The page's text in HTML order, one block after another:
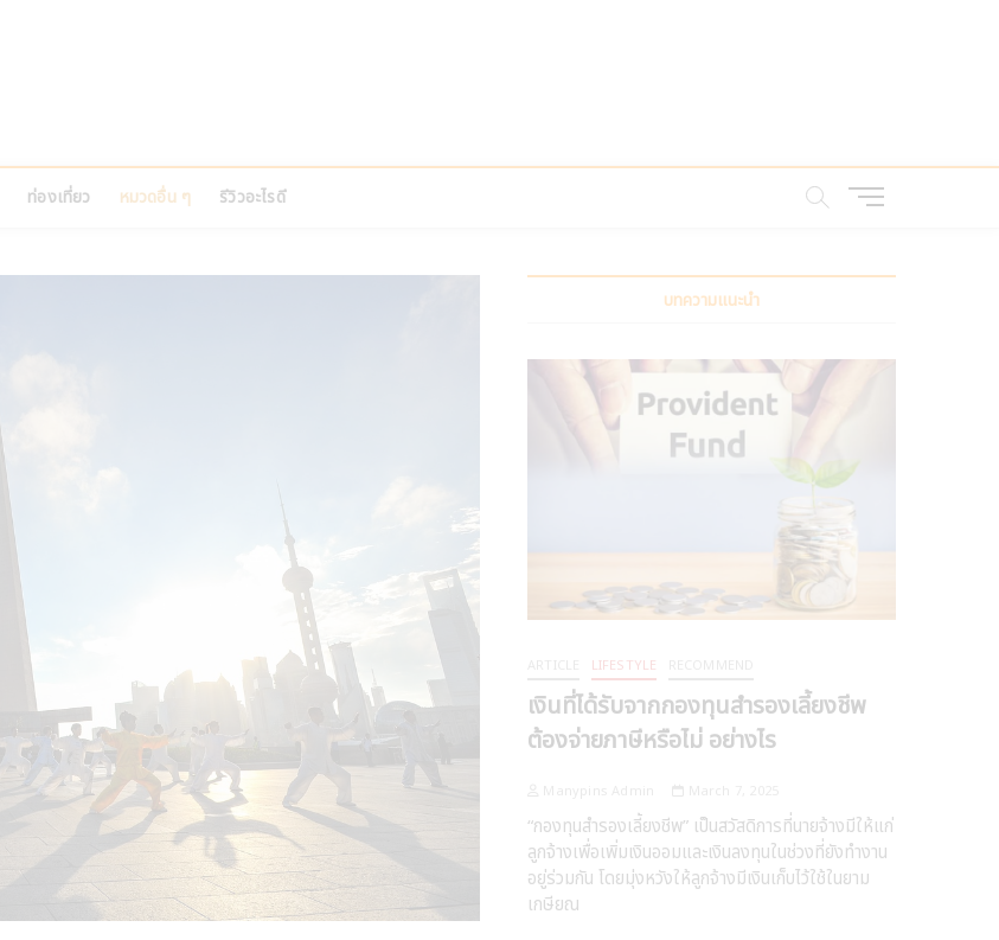
ท่องเที่ยว หมวดอื่น ๆ รีวิวอะไรดี
M
u
บทความแนะนำ
LIFESTYLE
เงินที่ได้รับจากกองทุนสำรองเลี้ยงชีพ
ต้องจ่ายภาษีหรือไม่ อย่างไร
“กองทุนสำรองเลี้ยงชีพ” เป็นสวัสดิการที่นายจ้างมีให้แก่
ลูกจ้างเพื่อเพิ่มเงินออมและเงินลงทุนในช่วงที่ยังทำงาน
อยู่ร่วมกัน โดยมุ่งหวังให้ลูกจ้างมีเงินเก็บไว้ใช้ในยาม
เกษียณ